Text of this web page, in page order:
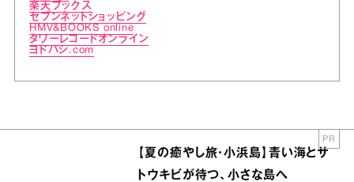
楽天ブックス
セブンネットショッピング
HMV&BOOKS online
タワーレコードオンライン
ヨドバシ.com
【夏の癒やし旅・小浜島】青い海とサ
トウキビが待つ、小さな島へ
PR